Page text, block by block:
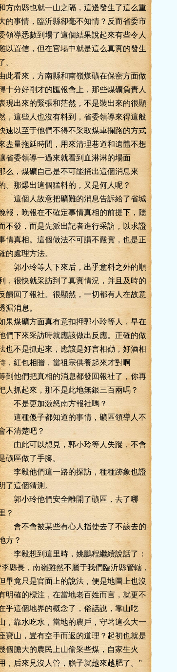
方南縣也就一山之隔，這邊發生了這么重
的事情，臨沂縣卻毫不知情？反而省委市
領導悉數到場了這個結果說起來有些令人
以置信，但在官場中就是這么真實的發生
。
此看來，方南縣和南嶺煤礦在保密方面做
十分好剛才的匯報會上，那些煤礦負責人
現出來的緊張和茫然，不是裝出來的很顯
，這些人也沒有料到，省委領導來得這般
速以至于他們不得不采取煤車攔路的方式
盡量拖延時間，用來清理巷道和遺體不想
省委領導一過來就看到血淋淋的場面
么，煤礦自己是不可能捅出這個消息來
。那爆出這個猛料的，又是何人呢？
個人故意把礦難的消息告訴給了省城
報，晚報在不確定事情真相的前提下，隱
不發，而是先派出記者進行采訪，以求證
情真相。這個做法不可謂不嚴實，也是正
的處理方法。
小玲等人下來后，出乎意料之外的順
，很快就采訪到了真實情況，并且及時的
饋回了報社。很顯然，一切都有人在故意
漏消息。
果煤礦方面真有意扣押郭小玲等人，早在
們下來采訪時就應該做出反應。正確的做
也不是抓起來，應該是好言相勸，好酒相
，紅包相贈，當祖宗供養起來才對啊
到他們把真相的消息都發回報社了，你再
人抓起來，那不是此地無銀三百兩嗎？
是更加激怒南方報社嗎？
種傻子都知道的事情，礦區領導人不
不清楚吧？
此可以想見，郭小玲等人失蹤，不會
礦區做了手腳。
毅他們這一路的探訪，種種跡象也證
了這個猜測。
小玲他們安全離開了礦區，去了哪
？
不會被某些有心人指使去了不該去的
方？
毅想到這里時，姚鵬程繼續說話了：
李縣長，南嶺雖然不屬于我們臨沂縣管轄，
畢竟只是官面上的說法，便是地圖上也沒
明確的標注，在當地老百姓而言，就更不
乎這個地界的概念了，俗話說，靠山吃
，靠水吃水，當地的農戶，守著這么大一
寶山，豈有空手而返的道理？起初也就是
個膽大的農民上山偷采些煤，自家生火
，后來見沒人管，膽子就越來越肥了。”